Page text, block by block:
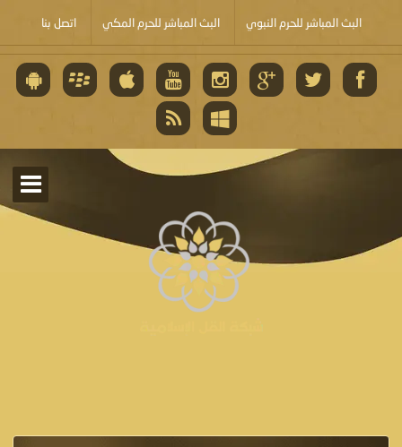
البث المباشر للحرم النبوي البث المباشر للحرم المكي اتصل بنا